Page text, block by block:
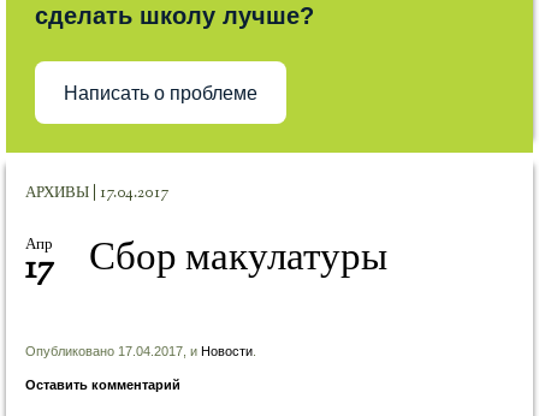
сделать школу лучше?
Написать о проблеме
АРХИВЫ | 17.04.2017
Сбор макулатуры
Апр
17
Опубликовано 17.04.2017, иНовости
Оставить комментарий